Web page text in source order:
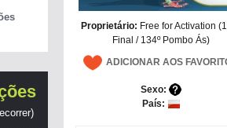
Proprietário: Free for Activation
Final / 134º Pombo Ás)
ADICIONAR AOS
Sexo:
País: